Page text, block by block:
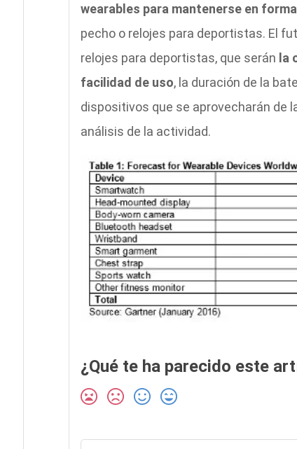
wearables para mantenerse en forma
pecho o relojes para deportistas. El
relojes para deportistas, que serán la
facilidad de uso, la duración de la
dispositivos que se aprovecharán de
análisis de la actividad.
¿Qué te ha parecido este